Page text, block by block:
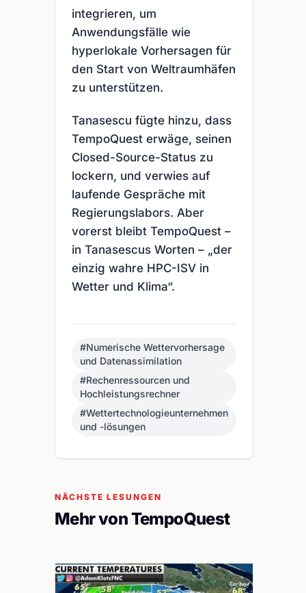
integrieren, um
Anwendungsfälle wie
hyperlokale Vorhersagen für
den Start von Weltraumhäfen
zu unterstützen.
Tanasescu fügte hinzu, dass
TempoQuest erwäge, seinen
Closed-Source-Status zu
lockern, und verwies auf
laufende Gespräche mit
Regierungslabors. Aber
vorerst bleibt TempoQuest –
in Tanasescus Worten – „der
einzig wahre HPC-ISV in
Wetter und Klima“.
#Numerische Wettervorhersage
und Datenassimilation
#Rechenressourcen und
Hochleistungsrechner
#Wettertechnologieunternehmen
und -lösungen
NÄCHSTE LESUNGEN
Mehr von TempoQuest